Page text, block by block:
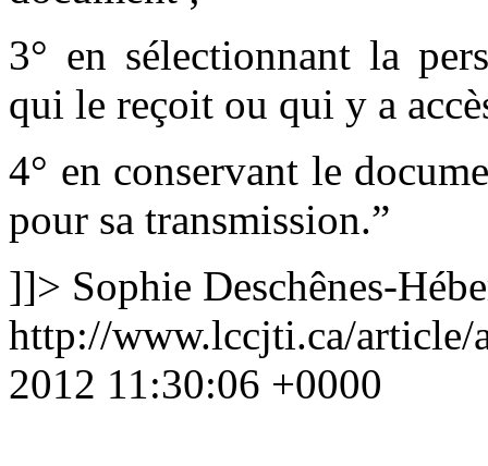
3° en sélectionnant la
qui le reçoit ou qui y a
4° en conservant le
pour sa transmission.”
]]> Sophie Deschênes-
http://www.lccjti.ca/article/
2012 11:30:06 +0000